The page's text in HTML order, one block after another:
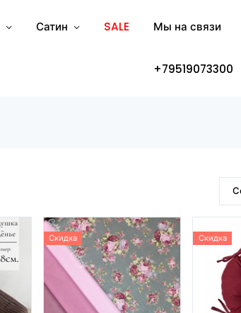
Сатин SALE Мы на связи
+79519073300
Скидка Скидка